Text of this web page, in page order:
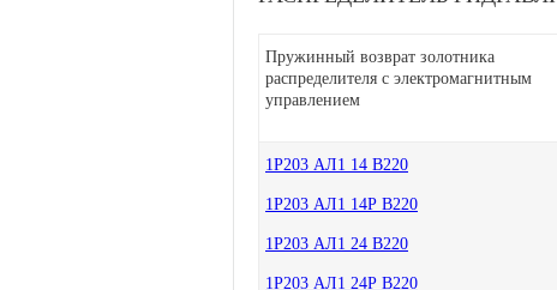
Пружинный возврат золотника
распределителя с электромагнитным
управлением
1Р203 АЛ1 14 В220
1Р203 АЛ1 14Р В220
1Р203 АЛ1 24 В220
1Р203 АЛ1 24Р В220